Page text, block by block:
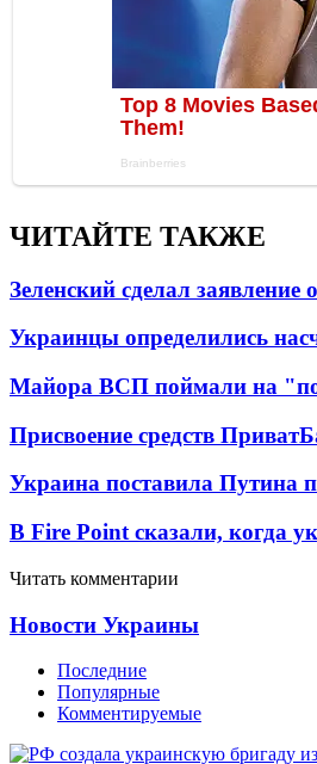
ЧИТАЙТЕ ТАКЖЕ
Зеленский сделал
Украинцы определились
Майора ВСП поймали на
Присвоение средств
Украина поставила Путина
В Fire Point сказали, когда
Читать комментарии
Новости Украины
Последние
Популярные
Комментируемые